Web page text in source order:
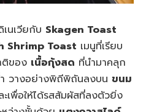
นเวียกับ Skagen Toast
Shrimp Toast เมนูที่เรียบ
ติของ เนื้อกุ้งสด ที่นำมาคลุก
ำ วางอย่างพิถีพิถันลงบน ขนม
เพื่อให้ได้รสสัมผัสที่ลงตัวยิ่ง